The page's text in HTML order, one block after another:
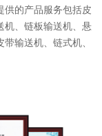
供的产品服务包括皮
机、链板输送机、悬
输送机、链式机、